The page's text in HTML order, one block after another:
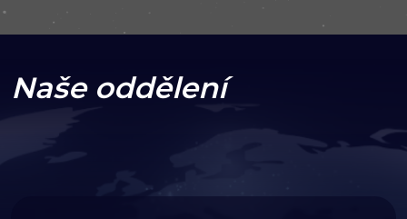
Naše oddělení